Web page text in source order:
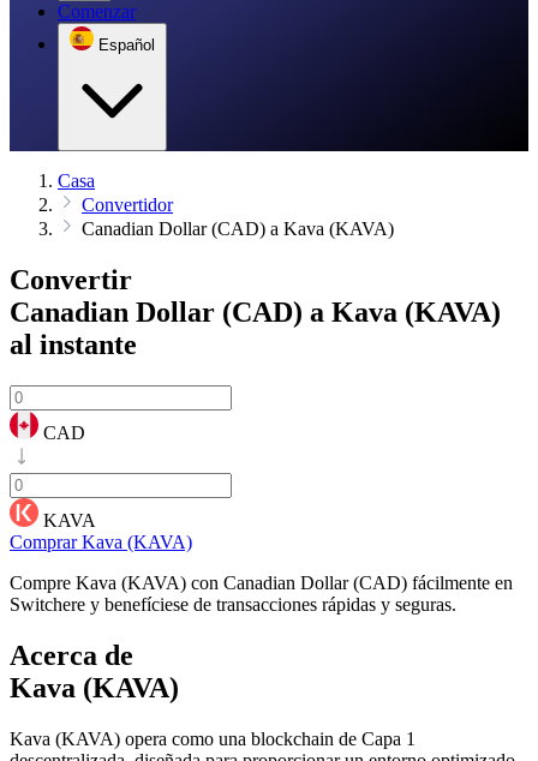
Comenzar
Español
Casa
Convertidor
Canadian Dollar (CAD) a Kava (KAVA)
Convertir
Canadian Dollar (CAD) a Kava (KAVA)
al instante
CAD
KAVA
Comprar Kava (KAVA)
Compre Kava (KAVA) con Canadian Dollar (CAD) fácilmente en
Switchere y benefíciese de transacciones rápidas y seguras.
Acerca de
Kava (KAVA)
Kava (KAVA) opera como una blockchain de Capa 1